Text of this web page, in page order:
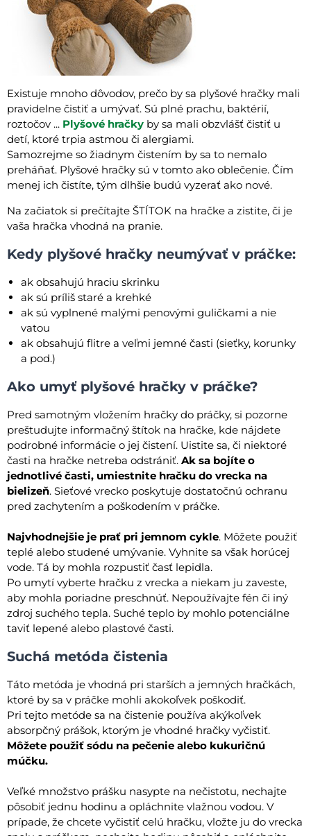
Existuje mnoho dôvodov, prečo by sa plyšové hračky mali
pravidelne čistiť a umývať. Sú plné prachu, baktérií,
roztočov ... Plyšové hračky by sa mali obzvlášť čistiť u
detí, ktoré trpia astmou či alergiami.
Samozrejme so žiadnym čistením by sa to nemalo
preháňať. Plyšové hračky sú v tomto ako oblečenie. Čím
menej ich čistíte, tým dlhšie budú vyzerať ako nové.
Na začiatok si prečítajte ŠTÍTOK na hračke a zistite, či je
vaša hračka vhodná na pranie.
Kedy plyšové hračky neumývať v práčke:
ak obsahujú hraciu skrinku
ak sú príliš staré a krehké
ak sú vyplnené malými penovými guličkami a nie
vatou
ak obsahujú flitre a veľmi jemné časti (sieťky, korunky
a pod.)
Ako umyť plyšové hračky v práčke?
Pred samotným vložením hračky do práčky, si pozorne
preštudujte informačný štítok na hračke, kde nájdete
podrobné informácie o jej čistení. Uistite sa, či niektoré
časti na hračke netreba odstrániť. Ak sa bojíte o
jednotlivé časti, umiestnite hračku do vrecka na
bielizeň. Sieťové vrecko poskytuje dostatočnú ochranu
pred zachytením a poškodením v práčke.
Najvhodnejšie je prať pri jemnom cykle. Môžete použiť
teplé alebo studené umývanie. Vyhnite sa však horúcej
vode. Tá by mohla rozpustiť časť lepidla.
Po umytí vyberte hračku z vrecka a niekam ju zaveste,
aby mohla poriadne preschnúť. Nepoužívajte fén či iný
zdroj suchého tepla. Suché teplo by mohlo potenciálne
taviť lepené alebo plastové časti.
Suchá metóda čistenia
Táto metóda je vhodná pri starších a jemných hračkách,
ktoré by sa v práčke mohli akokoľvek poškodiť.
Pri tejto metóde sa na čistenie používa akýkoľvek
absorpčný prášok, ktorým je vhodné hračky vyčistiť.
Môžete použiť sódu na pečenie alebo kukuričnú
múčku.
Veľké množstvo prášku nasypte na nečistotu, nechajte
pôsobiť jednu hodinu a opláchnite vlažnou vodou. V
prípade, že chcete vyčistiť celú hračku, vložte ju do vrecka